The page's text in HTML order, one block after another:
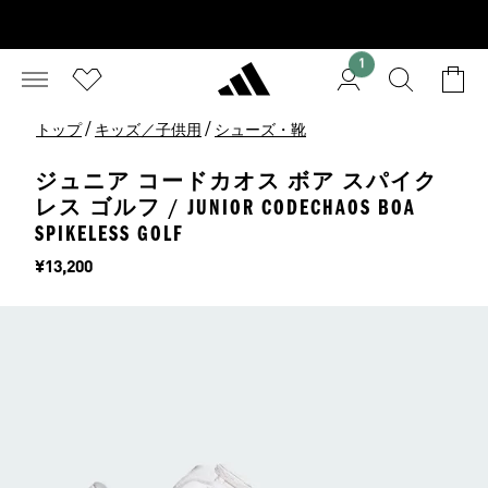
1
トップ / キッズ／子供用 / シューズ・靴
ジュニア コードカオス ボア スパイク
レス ゴルフ / JUNIOR CODECHAOS BOA
SPIKELESS GOLF
価格
¥13,200